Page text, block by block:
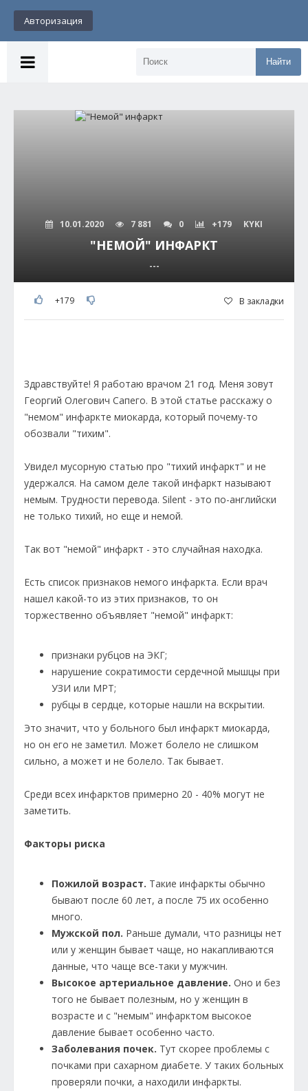
Авторизация
Найти
10.01.2020 7 881 0 +179 KYKI
"НЕМОЙ" ИНФАРКТ
---
+179 В закладки
Здравствуйте! Я работаю врачом 21 год. Меня зовут
Георгий Олегович Сапего. В этой статье расскажу о
"немом" инфаркте миокарда, который почему-то
обозвали "тихим".
Увидел мусорную статью про "тихий инфаркт" и не
удержался. На самом деле такой инфаркт называют
немым. Трудности перевода. Silent - это по-английски
не только тихий, но еще и немой.
Так вот "немой" инфаркт - это случайная находка.
Есть список признаков немого инфаркта. Если врач
нашел какой-то из этих признаков, то он
торжественно объявляет "немой" инфаркт:
признаки рубцов на ЭКГ;
нарушение сократимости сердечной мышцы при
УЗИ или МРТ;
рубцы в сердце, которые нашли на вскрытии.
Это значит, что у больного был инфаркт миокарда,
но он его не заметил. Может болело не слишком
сильно, а может и не болело. Так бывает.
Среди всех инфарктов примерно 20 - 40% могут не
заметить.
Факторы риска
Пожилой возраст. Такие инфаркты обычно
бывают после 60 лет, а после 75 их особенно
много.
Мужской пол. Раньше думали, что разницы нет
или у женщин бывает чаще, но накапливаются
данные, что чаще все-таки у мужчин.
Высокое артериальное давление. Оно и без
того не бывает полезным, но у женщин в
возрасте и с "немым" инфарктом высокое
давление бывает особенно часто.
Заболевания почек. Тут скорее проблемы с
почками при сахарном диабете. У таких больных
проверяли почки, а находили инфаркты.